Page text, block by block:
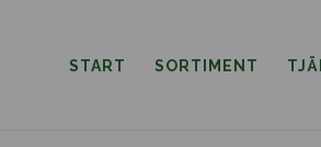
START SORTIMENT